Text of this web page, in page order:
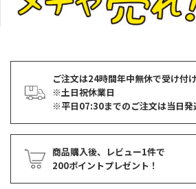
ご注文は24時間年中無休で受け付け
※土日祝休業日
※平日07:30までのご注文は当日発
商品購入後、レビュー1件で
200ポイントプレゼント！